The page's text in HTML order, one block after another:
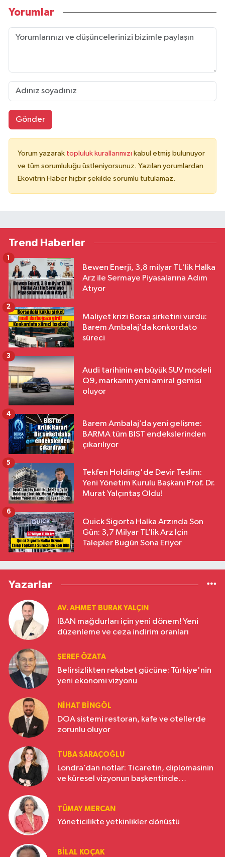
Yorumlar
Gönder
Yorum yazarak topluluk kurallarımızı kabul etmiş bulunuyor
ve tüm sorumluluğu üstleniyorsunuz. Yazılan yorumlardan
Ekovitrin Haber hiçbir şekilde sorumlu tutulamaz.
Trend Haberler
Bewen Enerji, 3,8 milyar TL'lik Halka
Arz ile Sermaye Piyasalarına Adım
Atıyor
1
Maliyet krizi Borsa şirketini vurdu:
Barem Ambalaj’da konkordato
süreci
2
Audi tarihinin en büyük SUV modeli
Q9, markanın yeni amiral gemisi
oluyor
3
Barem Ambalaj’da yeni gelişme:
BARMA tüm BIST endekslerinden
çıkarılıyor
4
Tekfen Holding'de Devir Teslim:
Yeni Yönetim Kurulu Başkanı Prof. Dr.
Murat Yalçıntaş Oldu!
5
Quick Sigorta Halka Arzında Son
Gün: 3,7 Milyar TL’lik Arz İçin
Talepler Bugün Sona Eriyor
6
Yazarlar
AV. AHMET BURAK YALÇIN
IBAN mağdurları için yeni dönem! Yeni
düzenleme ve ceza indirim oranları
ŞEREF ÖZATA
Belirsizlikten rekabet gücüne: Türkiye'nin
yeni ekonomi vizyonu
NIHAT BINGÖL
DOA sistemi restoran, kafe ve otellerde
zorunlu oluyor
TUBA SARAÇOĞLU
Londra’dan notlar: Ticaretin, diplomasinin
ve küresel vizyonun başkentinde
TÜMAY MERCAN
Yöneticilikte yetkinlikler dönüştü
BILAL KOÇAK